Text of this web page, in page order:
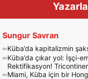
Sungur Savran
Küba’da kapitalizmin
Küba’da çıkar yol: İşçi-
Rektifikasyon!
Miami, Küba için bir